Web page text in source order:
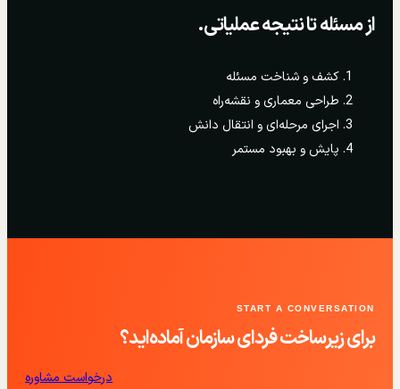
از مسئله تا نتیجه عملیاتی.
کشف و شناخت مسئله
طراحی معماری و نقشه‌راه
اجرای مرحله‌ای و انتقال دانش
پایش و بهبود مستمر
START A CONVERSATION
برای زیرساخت فردای سازمان آماده‌اید؟
درخواست مشاوره